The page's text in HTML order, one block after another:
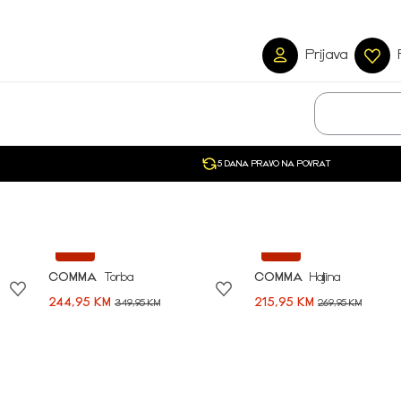
Prijava
5 DANA PRAVO NA POVRAT
COMMA
Torba
244,95 KM 349,95 KM
COMMA
Haljina
215,95 KM 269,95 KM